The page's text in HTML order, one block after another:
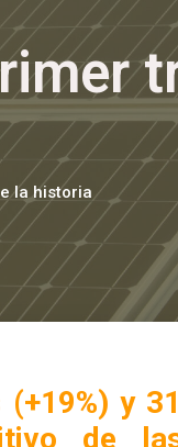
la historia
y
de